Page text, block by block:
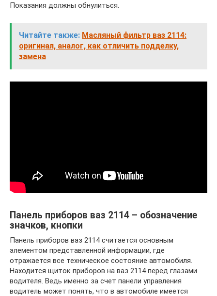
Показания должны обнулиться.
Читайте также: Масляный фильтр ваз 2114:
оригинал, аналог, как отличить подделку,
замена
Панель приборов ваз 2114 – обозначение
значков, кнопки
Панель приборов ваз 2114 считается основным
элементом представленной информации, где
отражается все техническое состояние автомобиля.
Находится щиток приборов на ваз 2114 перед глазами
водителя. Ведь именно за счет панели управления
водитель может понять, что в автомобиле имеется